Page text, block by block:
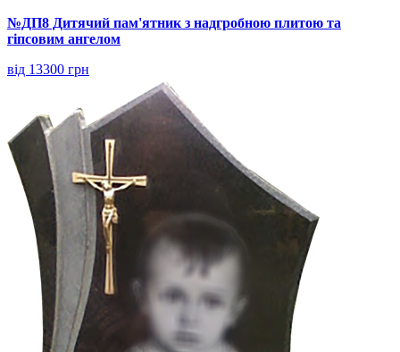
№ДП8 Дитячий пам'ятник з надгробною плитою та
гіпсовим ангелом
від 13300 грн